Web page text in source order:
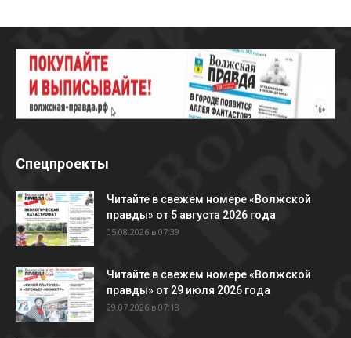
Спецпроекты
Читайте в свежем номере «Волжской
правды» от 5 августа 2026 года
05.08.2026 в 07:39
Читайте в свежем номере «Волжской
правды» от 29 июля 2026 года
29.07.2026 в 07:18